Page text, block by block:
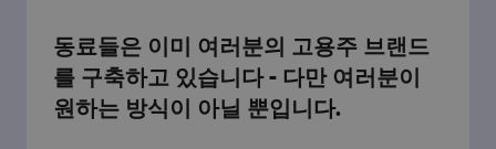
동료들은 이미 여러분의 고용주 브랜드
를 구축하고 있습니다 - 다만 여러분이
원하는 방식이 아닐 뿐입니다.